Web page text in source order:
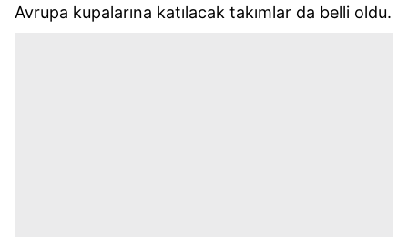
Avrupa kupalarına katılacak takımlar da belli oldu.